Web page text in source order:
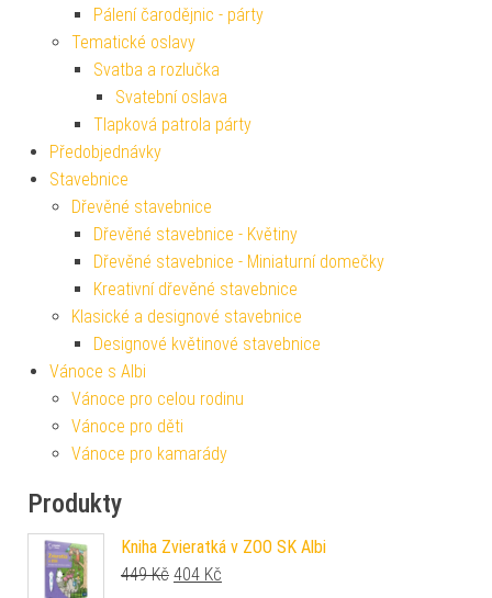
Pálení čarodějnic - párty
Tematické oslavy
Svatba a rozlučka
Svatební oslava
Tlapková patrola párty
Předobjednávky
Stavebnice
Dřevěné stavebnice
Dřevěné stavebnice - Květiny
Dřevěné stavebnice - Miniaturní domečky
Kreativní dřevěné stavebnice
Klasické a designové stavebnice
Designové květinové stavebnice
Vánoce s Albi
Vánoce pro celou rodinu
Vánoce pro děti
Vánoce pro kamarády
Produkty
Kniha Zvieratká v ZOO SK Albi
449Kč Původní cena byla: 449 Kč.
404 Kč